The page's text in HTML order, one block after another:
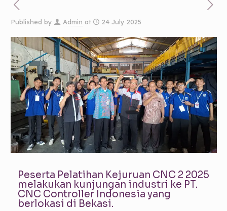
Published by Admin at 24 July 2025
Peserta Pelatihan Kejuruan CNC 2 2025
melakukan kunjungan industri ke PT.
CNC Controller Indonesia yang
berlokasi di Bekasi.